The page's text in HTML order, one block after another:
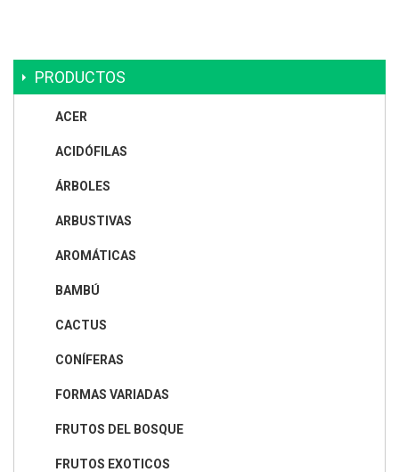
PRODUCTOS
ACER
ACIDÓFILAS
ÁRBOLES
ARBUSTIVAS
AROMÁTICAS
BAMBÚ
CACTUS
CONÍFERAS
FORMAS VARIADAS
FRUTOS DEL BOSQUE
FRUTOS EXOTICOS